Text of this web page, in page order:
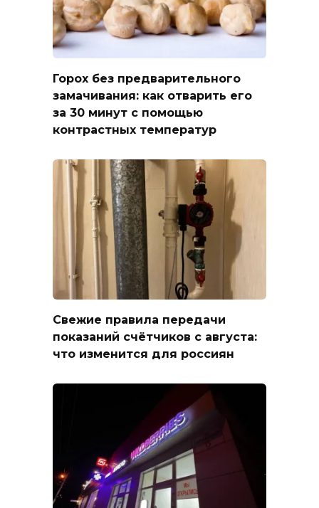
Горох без предварительного
замачивания: как отварить его
за 30 минут с помощью
контрастных температур
Свежие правила передачи
показаний счётчиков с августа:
что изменится для россиян